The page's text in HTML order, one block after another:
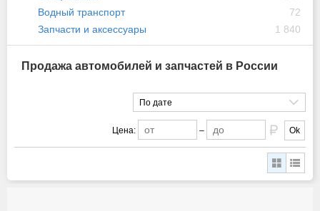
Водный транспорт
72
Запчасти и аксессуары
1 840
Продажа автомобилей и запчастей в России
По дате
Цена: – Ok